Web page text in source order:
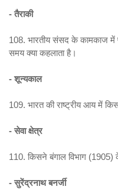
- तैराकी
108. भारतीय संसद के कामकाज में
समय क्या कहलाता है।
- शून्यकाल
109. भारत की राष्ट्रीय आय में किस
- सेवा क्षेत्र
110. किसने बंगाल विभाग (1905)
- सुरेंद्रनाथ बनर्जी